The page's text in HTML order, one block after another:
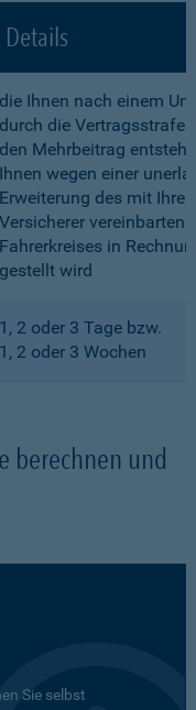
Details
die Ihnen nach einem
durch die Vertragsstrafe
den Mehrbeitrag
Ihnen wegen einer
Erweiterung des mit
Versicherer vereinbarten
Fahrerkreises in
gestellt wird
1, 2 oder 3 Tage bzw.
1, 2 oder 3 Wochen
berechnen und
Sie selbst